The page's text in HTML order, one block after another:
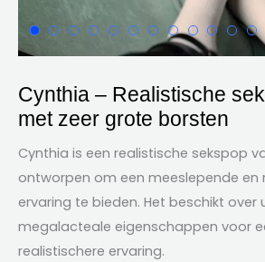
Cynthia – Realistische
met zeer grote borsten
Cynthia is een realistische sekspop
ontworpen om een ​​meeslepende en
ervaring te bieden. Het beschikt over
megalacteale eigenschappen voor
realistischere ervaring.
door
Cynthia
–
sekspop
grote